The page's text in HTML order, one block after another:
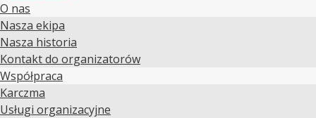
O nas
Nasza ekipa
Nasza historia
Kontakt do organizatorów
Współpraca
Karczma
Usługi organizacyjne